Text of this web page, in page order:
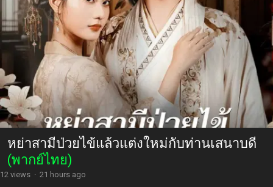
หย่าสามีป่วยไข้แล้วแต่งใหม่กับท่านเสนาบดี
(พากย์ไทย)
12 views · 21 hours ago